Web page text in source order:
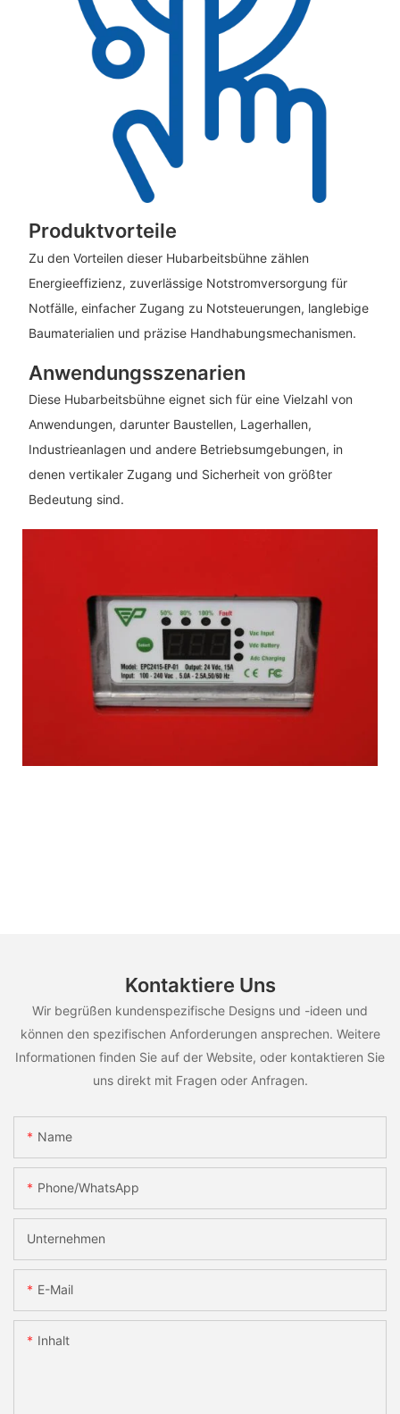
Produktvorteile
Zu den Vorteilen dieser Hubarbeitsbühne zählen
Energieeffizienz, zuverlässige Notstromversorgung für
Notfälle, einfacher Zugang zu Notsteuerungen, langlebige
Baumaterialien und präzise Handhabungsmechanismen.
Anwendungsszenarien
Diese Hubarbeitsbühne eignet sich für eine Vielzahl von
Anwendungen, darunter Baustellen, Lagerhallen,
Industrieanlagen und andere Betriebsumgebungen, in
denen vertikaler Zugang und Sicherheit von größter
Bedeutung sind.
Kontaktiere Uns
Wir begrüßen kundenspezifische Designs und -ideen und
können den spezifischen Anforderungen ansprechen. Weitere
Informationen finden Sie auf der Website, oder kontaktieren Sie
uns direkt mit Fragen oder Anfragen.
Name
Phone/whatsApp
Unternehmen
E-Mail
Inhalt